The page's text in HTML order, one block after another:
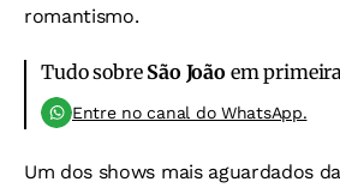
romantismo.
Tudo sobre São João em
Entre no canal do WhatsApp.
Um dos shows mais aguardados